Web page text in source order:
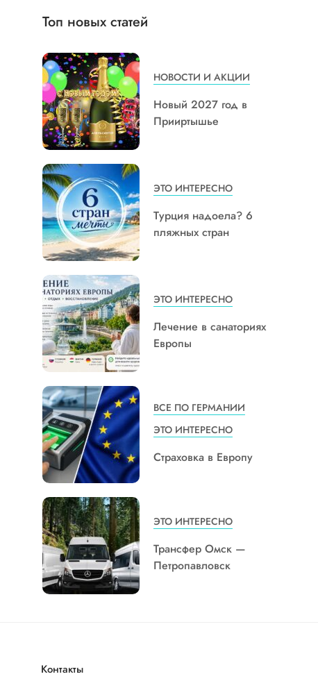
Топ новых статей
НОВОСТИ И АКЦИИ
Новый 2027 год в
Прииртышье
ЭТО ИНТЕРЕСНО
Турция надоела? 6
пляжных стран
ЭТО ИНТЕРЕСНО
Лечение в санаториях
Европы
ВСЕ ПО ГЕРМАНИИ
ЭТО ИНТЕРЕСНО
Страховка в Европу
ЭТО ИНТЕРЕСНО
Трансфер Омск —
Петропавловск
Контакты